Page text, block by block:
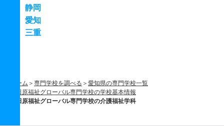
静岡
愛知
三重
ホーム 専門学校を調べる
愛知県の専門学校一覧
田原福祉グローバル専門学校の学校基本情報
田原福祉グローバル専門学校の介護福祉学科